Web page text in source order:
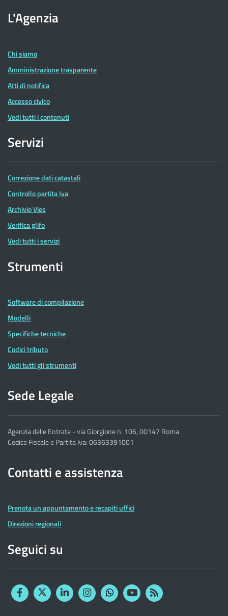
dell'Agenzia
delle
Entrate
L'Agenzia
Chi siamo
Amministrazione trasparente
Atti di notifica
Accesso civico
Vedi tutti i contenuti
Servizi
Correzione dati catastali
Controllo partita Iva
Archivio Vies
Verifica glifo
Vedi tutti i servizi
Strumenti
Software di compilazione
Modelli
Specifiche tecniche
Codici tributo
Vedi tutti gli strumenti
Sede Legale
Agenzia delle Entrate - via Giorgione n. 106, 00147 Roma
Codice Fiscale e Partita Iva: 06363391001
Contatti e assistenza
Prenota un appuntamento e recapiti uffici
Direzioni regionali
Seguici su
FacebookTwitterLinkedinInstagram
YouTubeRSS